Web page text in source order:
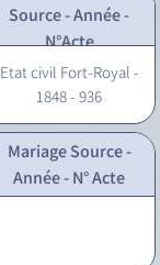
Source - Année -
N°Acte
Etat civil Fort-Royal -
1848 - 936
Mariage Source -
Année - N° Acte